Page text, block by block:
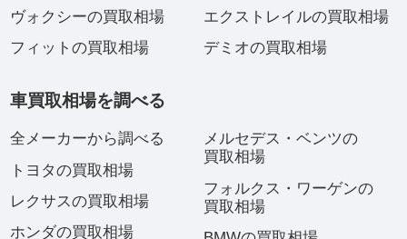
ヴォクシーの買取相場
フィットの買取相場
エクストレイルの買取相場
デミオの買取相場
車買取相場を調べる
全メーカーから調べる
トヨタの買取相場
レクサスの買取相場
ホンダの買取相場
メルセデス・ベンツの
買取相場
フォルクス・ワーゲンの
買取相場